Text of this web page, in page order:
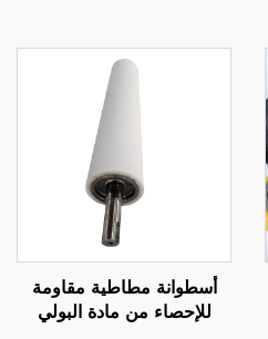
أسطوانة مطاطية مقاومة
للإحصاء من مادة البولي